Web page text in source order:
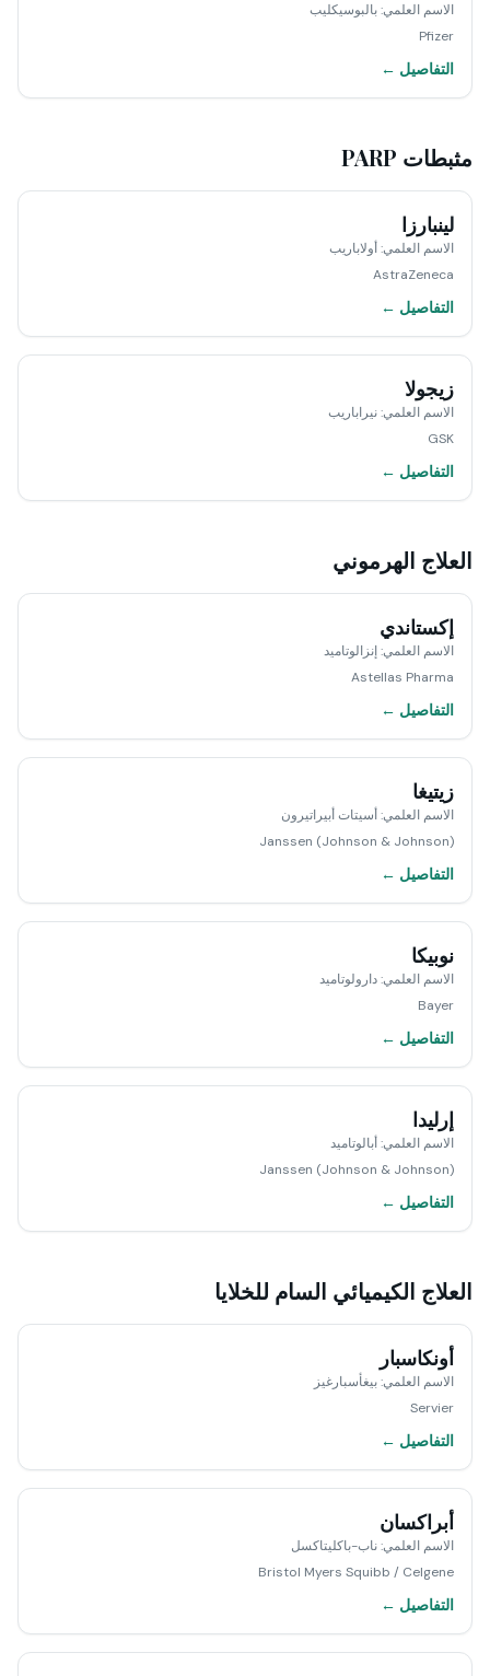
الاسم العلمي:بالبوسيكليب
Pfizer
التفاصيل ←
مثبطات PARP
لينبارزا
الاسم العلمي:أولاباريب
AstraZeneca
التفاصيل ←
زيجولا
الاسم العلمي:نيراباريب
GSK
التفاصيل ←
العلاج الهرموني
إكستاندي
الاسم العلمي:إنزالوتاميد
Astellas Pharma
التفاصيل ←
زيتيغا
الاسم العلمي:أسيتات أبيراتيرون
Janssen (Johnson & Johnson)
التفاصيل ←
نوبيكا
الاسم العلمي:دارولوتاميد
Bayer
التفاصيل ←
إرليدا
الاسم العلمي:أبالوتاميد
Janssen (Johnson & Johnson)
التفاصيل ←
العلاج الكيميائي السام للخلايا
أونكاسبار
الاسم العلمي:بيغأسبارغيز
Servier
التفاصيل ←
أبراكسان
الاسم العلمي:ناب-باكليتاكسل
Bristol Myers Squibb / Celgene
التفاصيل ←